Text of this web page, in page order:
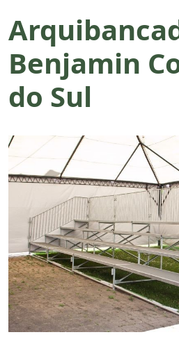
Benjamin
do Sul